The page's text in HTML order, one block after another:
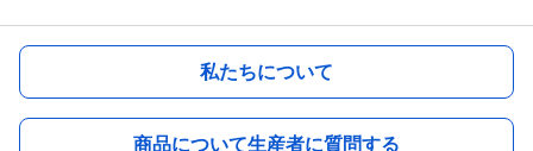
私たちについて
商品について生産者に質問する